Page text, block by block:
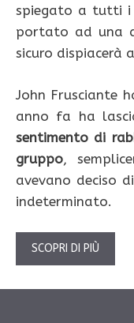
spiegato a tutti i
portato ad una
sicuro dispiacerà
John Frusciante
anno fa ha
sentimento di
gruppo,
avevano deciso
indeterminato.
SCOPRI DI PIÙ